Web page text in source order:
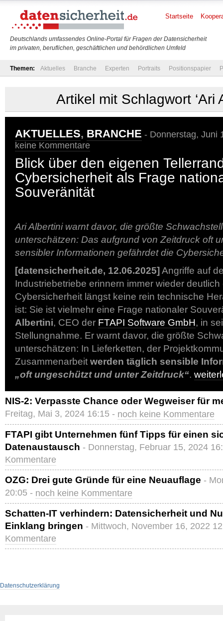
Deutschlands umfassendes Online-Portal für Fragen der Datensicherheit
im privaten, beruflichen, geschäftlichen und behördlichen Umfeld
Startseite
Themen: Aktuelles Branche Experten Portraits Positionspapier
Artikel mit Schlagwort ‘Ari
AKTUELLES, BRANCHE - Donnerstag, Juni
keine Kommentare
Blick über den eigenen
Cybersicherheit als Frage
Souveränität
Ari Albertini warnt davor, die größte
unterschätzen: Das aufgrund von Zeitdruck oft
sensibler Informationen gefährdet die
[datensicherheit.de, 12.06.2025] Angriffe auf
Industriebetriebe erinnern immer wieder
Cybersicherheit längst keine rein technische
ist: Sie ist vielmehr eine Frage nationaler
Albertini, CEO der FTAPI Software GmbH, in
Stellungnahme. Er warnt davor, die größte
unterschätzen: In Lieferketten, der
Zusammenarbeit werden täglich sensible
„oft ungeschützt und unter Zeitdruck“.
NIS-2: Verpasste Chance oder Wegweiser für
Freitag, Mai 3, 2024 16:15 - noch keine Kommentare
FTAPI gibt Unternehmen fünf Tipps für einen
Datenaustausch - Donnerstag, Februar 15, 2024
Kommentare
OZG: Drei gute Gründe für eine Neuauflage -
20:05 - noch keine Kommentare
Schatten-IT verhindern: Datensicherheit und
Einklang bringen - Mittwoch, November 16, 2022
Kommentare
Datenschutzerklärung